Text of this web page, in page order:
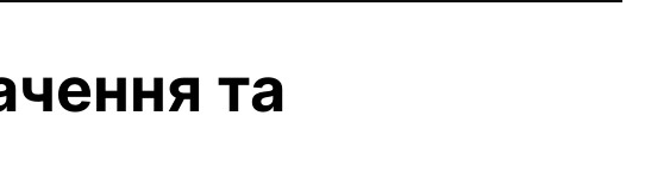
та